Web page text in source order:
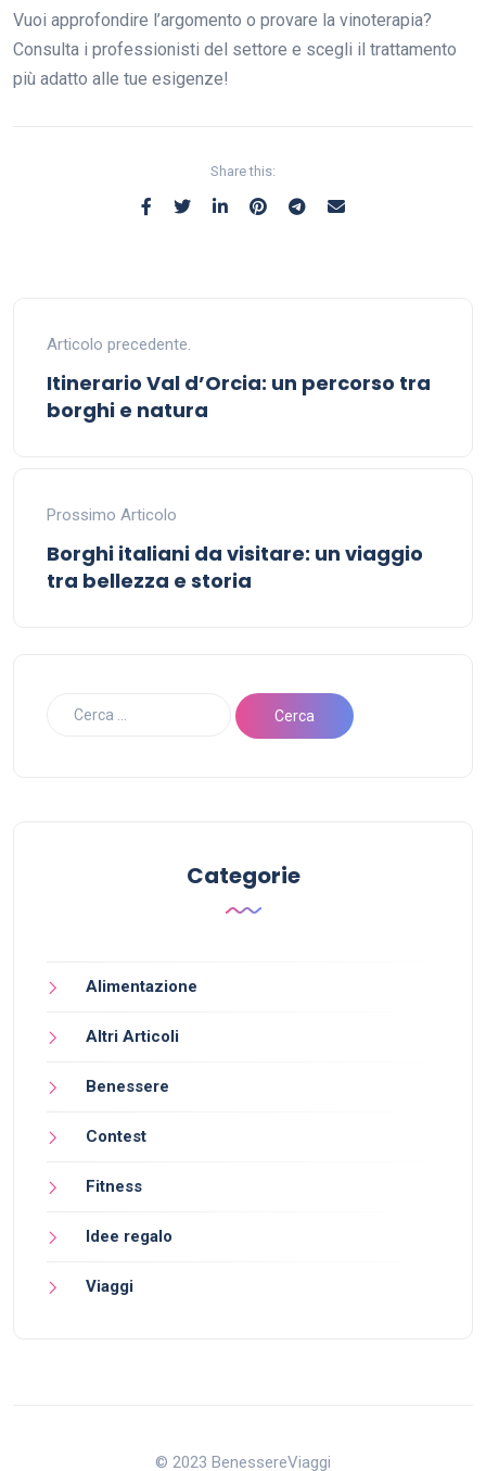
Vuoi approfondire l’argomento o provare la vinoterapia?
Consulta i professionisti del settore e scegli il trattamento
più adatto alle tue esigenze!
Share this:
Articolo precedente.
Itinerario Val d’Orcia: un percorso tra
borghi e natura
Prossimo Articolo
Borghi italiani da visitare: un viaggio
tra bellezza e storia
Categorie
Alimentazione
Altri Articoli
Benessere
Contest
Fitness
Idee regalo
Viaggi
© 2023 BenessereViaggi